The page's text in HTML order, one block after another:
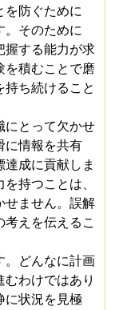
を防ぐために
。そのために
握する能力が求
を積むことで磨
ち続けること
にとって欠かせ
に情報を共有
成に貢献しま
持つことは、
せません。誤解
えを伝えるこ
。どんなに計画
わけではあり
に状況を見極